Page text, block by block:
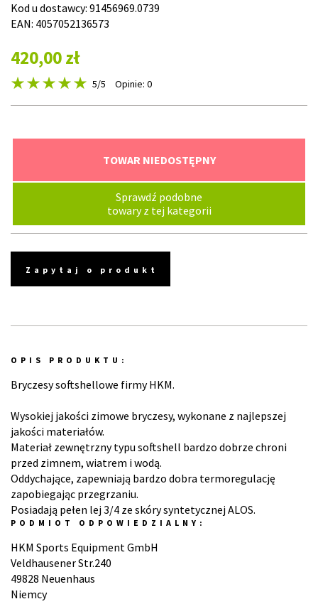
Kod u dostawcy: 91456969.0739
EAN: 4057052136573
420,00 zł
5/5 Opinie: 0
TOWAR NIEDOSTĘPNY
Sprawdź podobne
towary z tej kategorii
Zapytaj o produkt
OPIS PRODUKTU:
Bryczesy softshellowe firmy HKM.
Wysokiej jakości zimowe bryczesy, wykonane z najlepszej
jakości materiałów.
Materiał zewnętrzny typu softshell bardzo dobrze chroni
przed zimnem, wiatrem i wodą.
Oddychające, zapewniają bardzo dobra termoregulację
zapobiegając przegrzaniu.
Posiadają pełen lej 3/4 ze skóry syntetycznej ALOS.
PODMIOT ODPOWIEDZIALNY:
HKM Sports Equipment GmbH
Veldhausener Str.240
49828 Neuenhaus
Niemcy